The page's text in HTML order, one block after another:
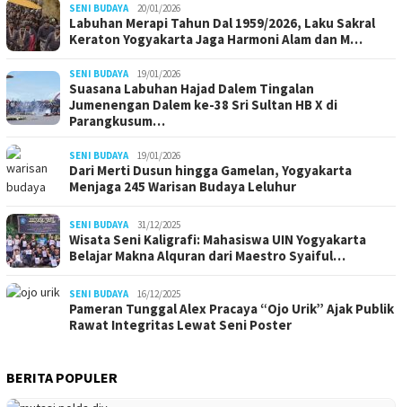
SENI BUDAYA 20/01/2026
Labuhan Merapi Tahun Dal 1959/2026, Laku Sakral
Keraton Yogyakarta Jaga Harmoni Alam dan M…
SENI BUDAYA 19/01/2026
Suasana Labuhan Hajad Dalem Tingalan
Jumenengan Dalem ke-38 Sri Sultan HB X di
Parangkusum…
SENI BUDAYA 19/01/2026
Dari Merti Dusun hingga Gamelan, Yogyakarta
Menjaga 245 Warisan Budaya Leluhur
SENI BUDAYA 31/12/2025
Wisata Seni Kaligrafi: Mahasiswa UIN Yogyakarta
Belajar Makna Alquran dari Maestro Syaiful…
SENI BUDAYA 16/12/2025
Pameran Tunggal Alex Pracaya “Ojo Urik” Ajak Publik
Rawat Integritas Lewat Seni Poster
BERITA POPULER